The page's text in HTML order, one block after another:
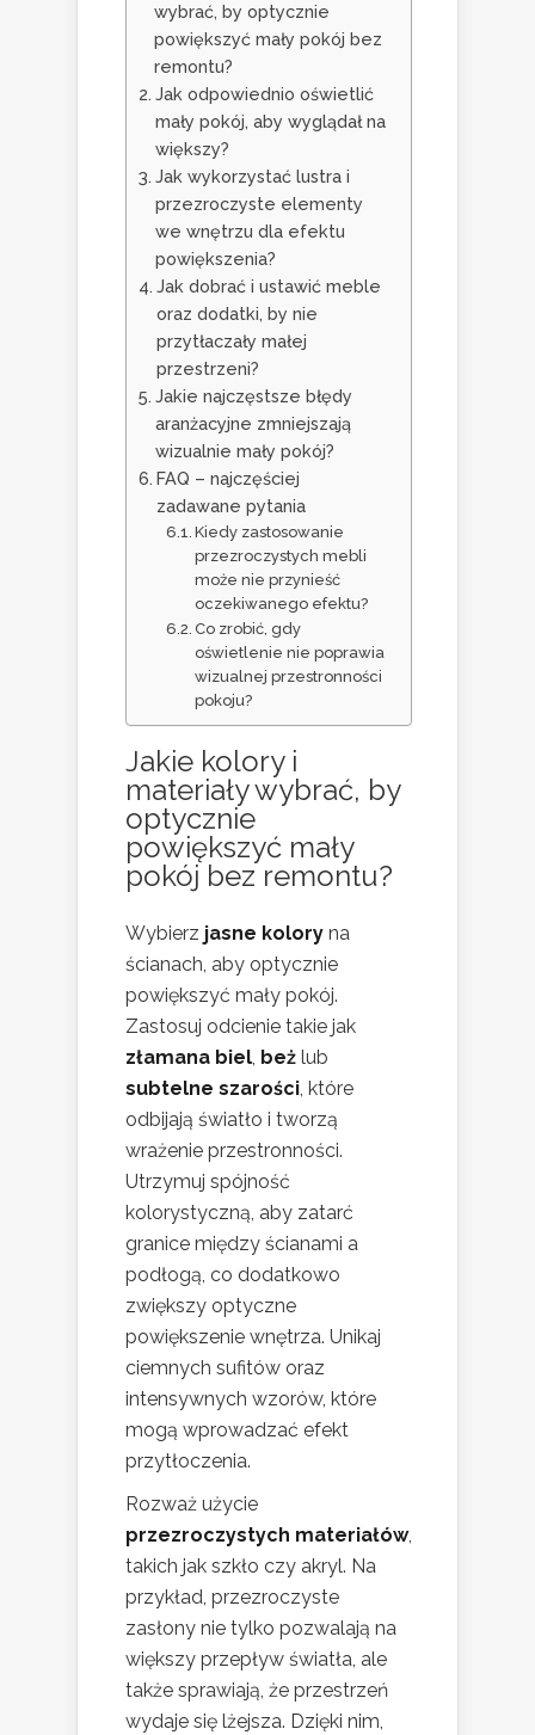
wybrać, by optycznie
powiększyć mały pokój bez
remontu?
Jak odpowiednio oświetlić
mały pokój, aby wyglądał na
większy?
Jak wykorzystać lustra i
przezroczyste elementy
we wnętrzu dla efektu
powiększenia?
Jak dobrać i ustawić meble
oraz dodatki, by nie
przytłaczały małej
przestrzeni?
Jakie najczęstsze błędy
aranżacyjne zmniejszają
wizualnie mały pokój?
FAQ – najczęściej
zadawane pytania
Kiedy zastosowanie
przezroczystych mebli
może nie przynieść
oczekiwanego efektu?
Co zrobić, gdy
oświetlenie nie poprawia
wizualnej przestronności
pokoju?
Jakie kolory i
materiały wybrać, by
optycznie
powiększyć mały
pokój bez remontu?
Wybierz jasne kolory na
ścianach, aby optycznie
powiększyć mały pokój.
Zastosuj odcienie takie jak
złamana biel, beż lub
subtelne szarości, które
odbijają światło i tworzą
wrażenie przestronności.
Utrzymuj spójność
kolorystyczną, aby zatarć
granice między ścianami a
podłogą, co dodatkowo
zwiększy optyczne
powiększenie wnętrza. Unikaj
ciemnych sufitów oraz
intensywnych wzorów, które
mogą wprowadzać efekt
przytłoczenia.
Rozważ użycie
przezroczystych materiałów,
takich jak szkło czy akryl. Na
przykład, przezroczyste
zasłony nie tylko pozwalają na
większy przepływ światła, ale
także sprawiają, że przestrzeń
wydaje się lżejsza. Dzięki nim,